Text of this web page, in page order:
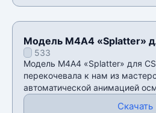
Модель М4А4 «Splatter»
533
Модель М4А4 «Splatter» для
перекочевала к нам из
автоматической анимацией
Скачать